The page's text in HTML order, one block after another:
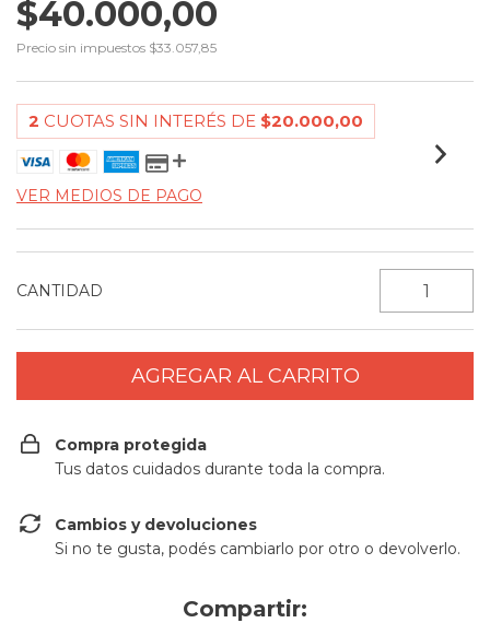
$40.000,00
Precio sin impuestos $33.057,85
2 CUOTAS SIN INTERÉS DE $20.000,00
VER MEDIOS DE PAGO
CANTIDAD
Compra protegida
Tus datos cuidados durante toda la compra.
Cambios y devoluciones
Si no te gusta, podés cambiarlo por otro o devolverlo.
Compartir: